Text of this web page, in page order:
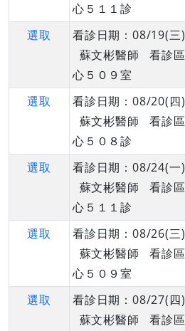
心５１１診
選取
看診日期：08/19(
蘇文彬醫師 看診
心５０９室
選取
看診日期：08/20(
蘇文彬醫師 看診
心５０８診
選取
看診日期：08/24(
蘇文彬醫師 看診
心５１１診
選取
看診日期：08/26(
蘇文彬醫師 看診
心５０９室
選取
看診日期：08/27(
蘇文彬醫師 看診